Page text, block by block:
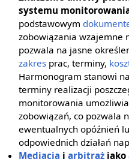
systemu
podstawowym
zobowiązania wzajemne
pozwala na jasne
zakres prac, terminy,
Harmonogram stanowi
terminy realizacji
monitorowania
zobowiązań, co pozwala
ewentualnych opóźnień
odpowiednich działań
Mediacja iarbitraż jako